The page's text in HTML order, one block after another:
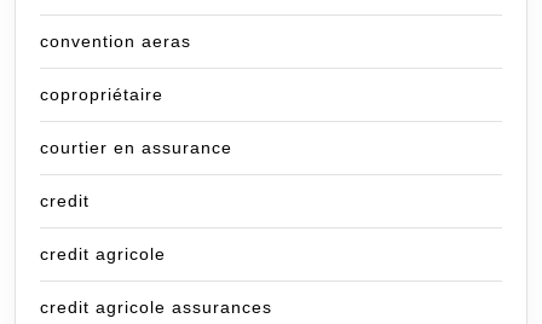
convention aeras
copropriétaire
courtier en assurance
credit
credit agricole
credit agricole assurances